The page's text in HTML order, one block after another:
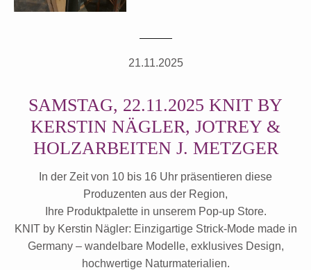
21.11.2025
SAMSTAG, 22.11.2025 KNIT BY
KERSTIN NÄGLER, JOTREY &
HOLZARBEITEN J. METZGER
In der Zeit von 10 bis 16 Uhr präsentieren diese
Produzenten aus der Region,
Ihre Produktpalette in unserem Pop-up Store.
KNIT by Kerstin Nägler: Einzigartige Strick-Mode made in
Germany – wandelbare Modelle, exklusives Design,
hochwertige Naturmaterialien.